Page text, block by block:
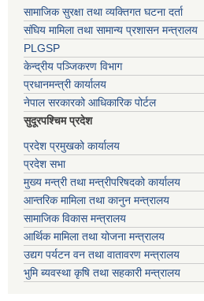
सामाजिक सुरक्षा तथा व्यक्तिगत घटना दर्ता
संघिय मामिला तथा सामान्य प्रशासन मन्त्रालय
PLGSP
केन्द्रीय पञ्जिकरण विभाग
प्रधानमन्त्री कार्यालय
नेपाल सरकारको आधिकारिक पोर्टल
सुदूरपश्चिम प्रदेश
प्रदेश प्रमुखको कार्यालय
प्रदेश सभा
मुख्य मन्त्री तथा मन्त्रीपरिषदको कार्यालय
आन्तरिक मामिला तथा कानुन मन्त्रालय
सामाजिक विकास मन्त्रालय
आर्थिक मामिला तथा योजना मन्त्रालय
उद्यग पर्यटन वन तथा वातावरण मन्त्रालय
भुमि ब्यवस्था कृषि तथा सहकारी मन्त्रालय